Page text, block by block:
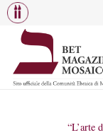
“L’arte